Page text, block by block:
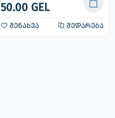
50.00 GEL
შენახვა შედარება